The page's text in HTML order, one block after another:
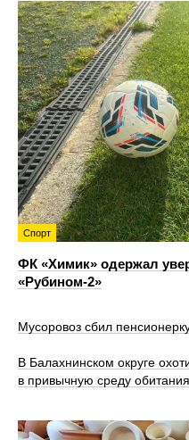
Спорт
ФК «Химик» одержал
«Рубином‑2»
Мусоровоз сбил
В Балахнинском округе
в привычную среду обитания